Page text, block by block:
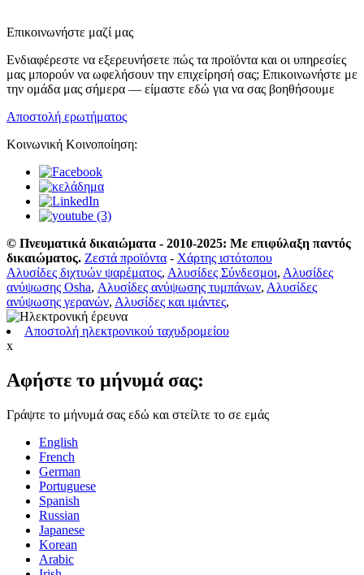
Επικοινωνήστε μαζί μας
Ενδιαφέρεστε να εξερευνήσετε πώς τα προϊόντα και οι υπηρεσίες
μας μπορούν να ωφελήσουν την επιχείρησή σας; Επικοινωνήστε με
την ομάδα μας σήμερα — είμαστε εδώ για να σας βοηθήσουμε
Αποστολή ερωτήματος
Κοινωνική Κοινοποίηση:
© Πνευματικά δικαιώματα - 2010-2025: Με επιφύλαξη παντός
δικαιώματος. Ζεστά προϊόντα - Χάρτης ιστότοπου
Αλυσίδες διχτυών ψαρέματος, Αλυσίδες Σύνδεσμοι, Αλυσίδες
ανύψωσης Osha, Αλυσίδες ανύψωσης τυμπάνων, Αλυσίδες
ανύψωσης γερανών, Αλυσίδες και ιμάντες,
Αποστολή ηλεκτρονικού ταχυδρομείου
x
Αφήστε το μήνυμά σας:
Γράψτε το μήνυμά σας εδώ και στείλτε το σε εμάς
English
French
German
Portuguese
Spanish
Russian
Japanese
Korean
Arabic